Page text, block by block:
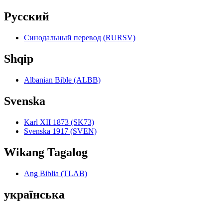
Pyccкий
Синодальный перевод (RURSV)
Shqip
Albanian Bible (ALBB)
Svenska
Karl XII 1873 (SK73)
Svenska 1917 (SVEN)
Wikang Tagalog
Ang Biblia (TLAB)
українська